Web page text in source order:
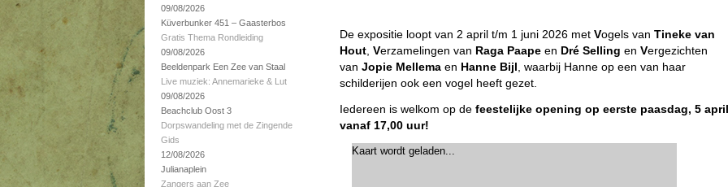
09/08/2026
Küverbunker 451 – Gaasterbos
Gratis Thema Rondleiding
09/08/2026
Beeldenpark Een Zee van Staal
Live muziek: Annemarieke & Lut
09/08/2026
Beachclub Oost 3
Dorpswandeling met de Zingende
Gids
12/08/2026
Julianaplein
Zangers aan Zee
De expositie loopt van 2 april t/m 1 juni 2026 met Vogels van Tineke van
Hout Verzamelingen van Raga Paape en Dré Selling en Vergezichten
van Jopie Mellema en Hanne Bijl , waarbij Hanne op een van haar
schilderijen ook een vogel heeft gezet.
Iedereen is welkom op de feestelijke opening op eerste paasdag, 5 april
vanaf 17,00 uur!
Kaart wordt geladen...